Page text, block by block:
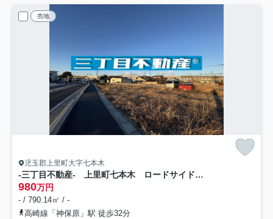
売地
児玉郡上里町大字七本木
-三丁目不動産- 上里町七本木 ロードサイド売地
980万円
- / 790.14㎡ / -
高崎線「神保原」駅 徒歩32分